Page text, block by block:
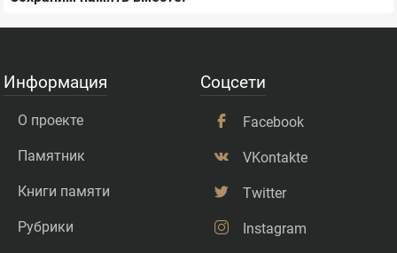
Информация
О проекте
Памятник
Книги памяти
Рубрики
Соцсети
Facebook
VKontakte
Twitter
Instagram